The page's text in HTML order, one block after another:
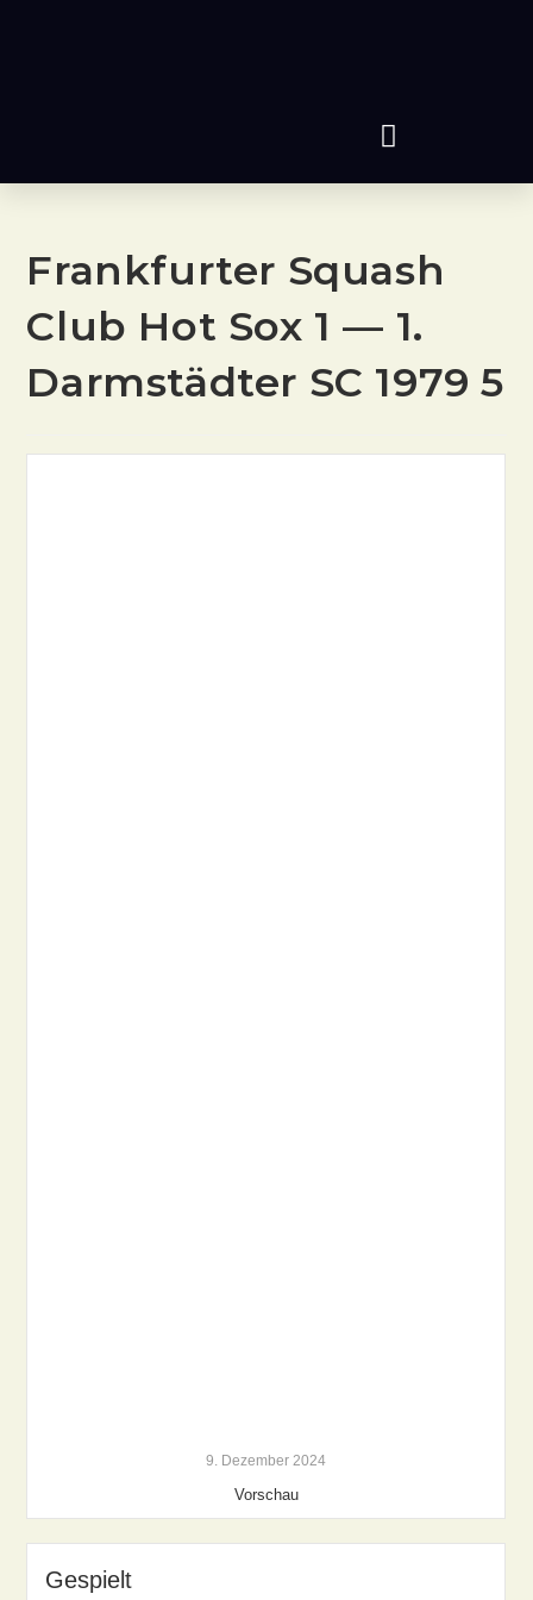
Frankfurter Squash
Club Hot Sox 1 — 1.
Darmstädter SC 1979 5
9. Dezember 2024
Vorschau
Gespielt